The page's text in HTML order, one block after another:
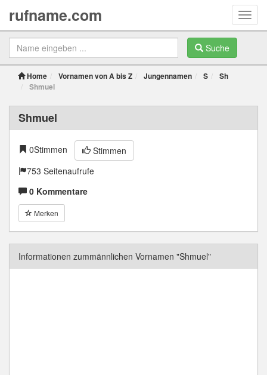
rufname.com
Suche
Home Vornamen von A bis Z Jungennamen S
Sh
Shmuel
Shmuel
0Stimmen
Stimmen
753 Seitenaufrufe
0 Kommentare
Merken
Informationen zummännlichen Vornamen "Shmuel"